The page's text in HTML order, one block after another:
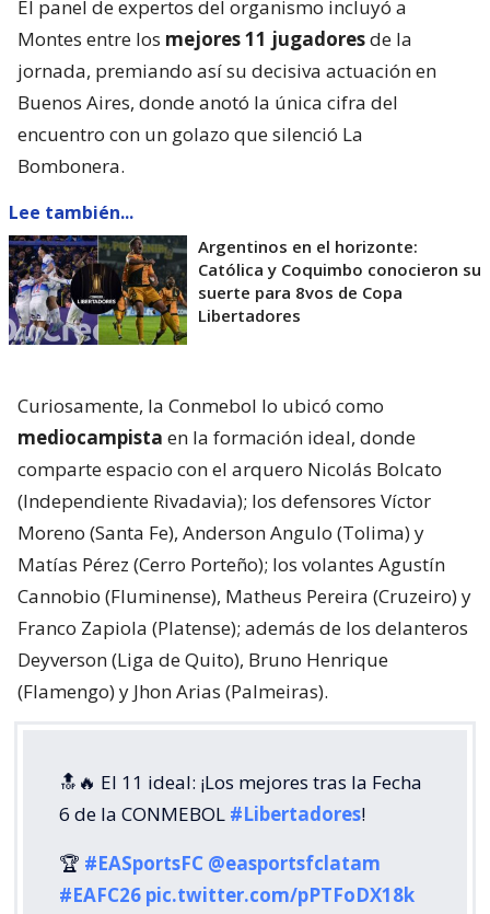
El panel de expertos del organismo incluyó a
Montes entre los mejores 11 jugadoresde la
jornada, premiando así su decisiva actuación en
Buenos Aires, donde anotó la única cifra del
encuentro con un golazo que silenció La
Bombonera.
Lee también...
Argentinos en el horizonte:
Católica y Coquimbo conocieron su
suerte para 8vos de Copa
Libertadores
Curiosamente, la Conmebol lo ubicó como
mediocampista en la formación ideal, donde
comparte espacio con el arquero Nicolás Bolcato
(Independiente Rivadavia); los defensores Víctor
Moreno (Santa Fe), Anderson Angulo (Tolima) y
Matías Pérez (Cerro Porteño); los volantes Agustín
Cannobio (Fluminense), Matheus Pereira (Cruzeiro) y
Franco Zapiola (Platense); además de los delanteros
Deyverson (Liga de Quito), Bruno Henrique
(Flamengo) y Jhon Arias (Palmeiras).
🔝🔥 El 11 ideal: ¡Los mejores tras la Fecha
6 de la CONMEBOL #Libertadores!
🏆 #EASportsFC @easportsfclatam
#EAFC26 pic.twitter.com/pPTFoDX18k